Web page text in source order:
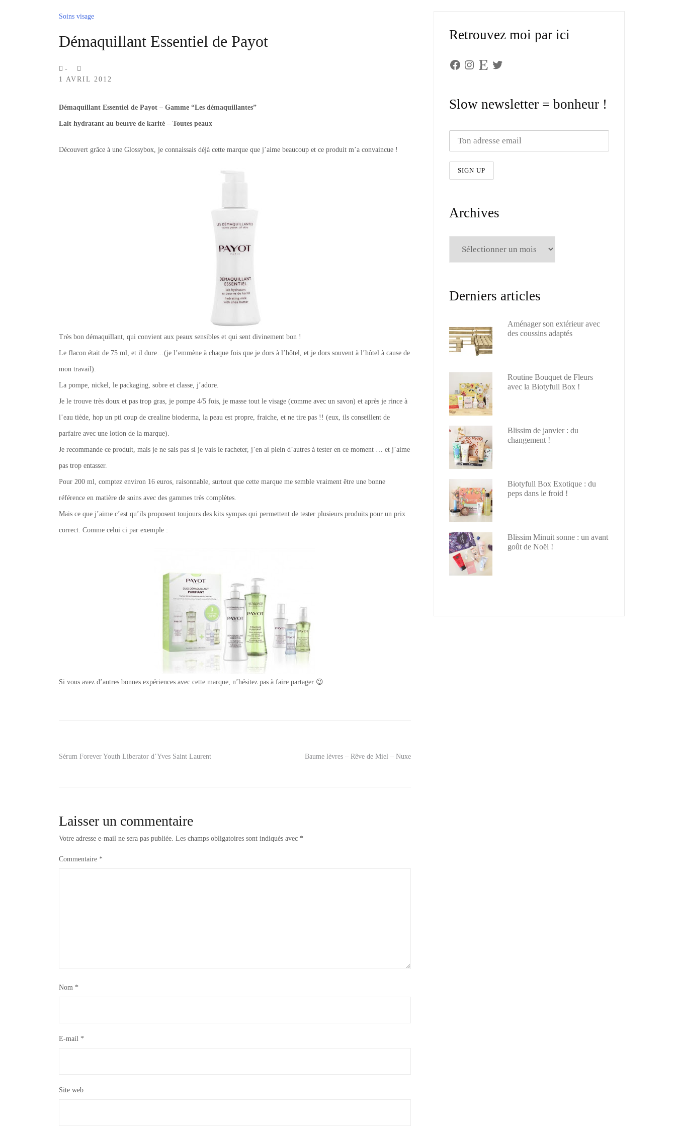
Soins visage
Démaquillant Essentiel de Payot
by
Lola
-
1 AVRIL 2012
Démaquillant Essentiel de Payot – Gamme “Les démaquillantes”
Lait hydratant au beurre de karité – Toutes peaux
Découvert grâce à une Glossybox, je connaissais déjà cette marque que j’aime beaucoup et ce produit m’a convaincue !
Très bon démaquillant, qui convient aux peaux sensibles et qui sent divinement bon !
Le flacon était de 75 ml, et il dure…(je l’emmène à chaque fois que je dors à l’hôtel, et je dors souvent à l’hôtel à cause de
mon travail).
La pompe, nickel, le packaging, sobre et classe, j’adore.
Je le trouve très doux et pas trop gras, je pompe 4/5 fois, je masse tout le visage (comme avec un savon) et après je rince à
l’eau tiède, hop un pti coup de crealine bioderma, la peau est propre, fraiche, et ne tire pas !! (eux, ils conseillent de
parfaire avec une lotion de la marque).
Je recommande ce produit, mais je ne sais pas si je vais le racheter, j’en ai plein d’autres à tester en ce moment … et j’aime
pas trop entasser.
Pour 200 ml, comptez environ 16 euros, raisonnable, surtout que cette marque me semble vraiment être une bonne
référence en matière de soins avec des gammes très complètes.
Mais ce que j’aime c’est qu’ils proposent toujours des kits sympas qui permettent de tester plusieurs produits pour un prix
correct. Comme celui ci par exemple :
Si vous avez d’autres bonnes expériences avec cette marque, n’hésitez pas à faire partager 😉
payot
Navigation
Sérum Forever Youth Liberator d’Yves Saint Laurent Baume lèvres – Rêve de Miel – Nuxe
Laisser un commentaire
Votre adresse e-mail ne sera pas publiée. Les champs obligatoires sont indiqués avec *
Commentaire *
Nom *
E-mail *
Site web
Retrouvez moi par ici
Facebook
Instagram
Etsy Twitter
Slow newsletter = bonheur !
Archives
Derniers articles
Aménager son extérieur avec
des coussins adaptés
Routine Bouquet de Fleurs
avec la Biotyfull Box !
Blissim de janvier : du
changement !
Biotyfull Box Exotique : du
peps dans le froid !
Blissim Minuit sonne : un avant
goût de Noël !